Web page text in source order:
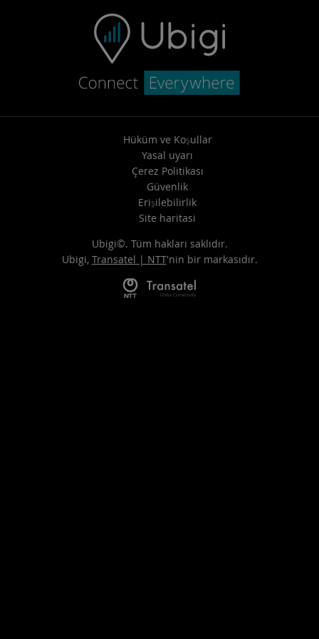
Hüküm ve Koşullar
Yasal uyarı
Çerez Politikası
Güvenlik
Erişilebilirlik
Site haritasi
Ubigi©. Tüm hakları saklıdır.
Ubigi, Transatel | NTT'nin bir markasıdır.